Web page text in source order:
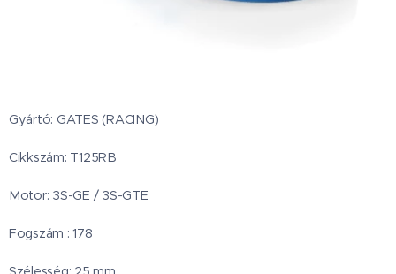
Gyártó: GATES (RACING)
Cikkszám: T125RB
Motor: 3S-GE / 3S-GTE
Fogszám : 178